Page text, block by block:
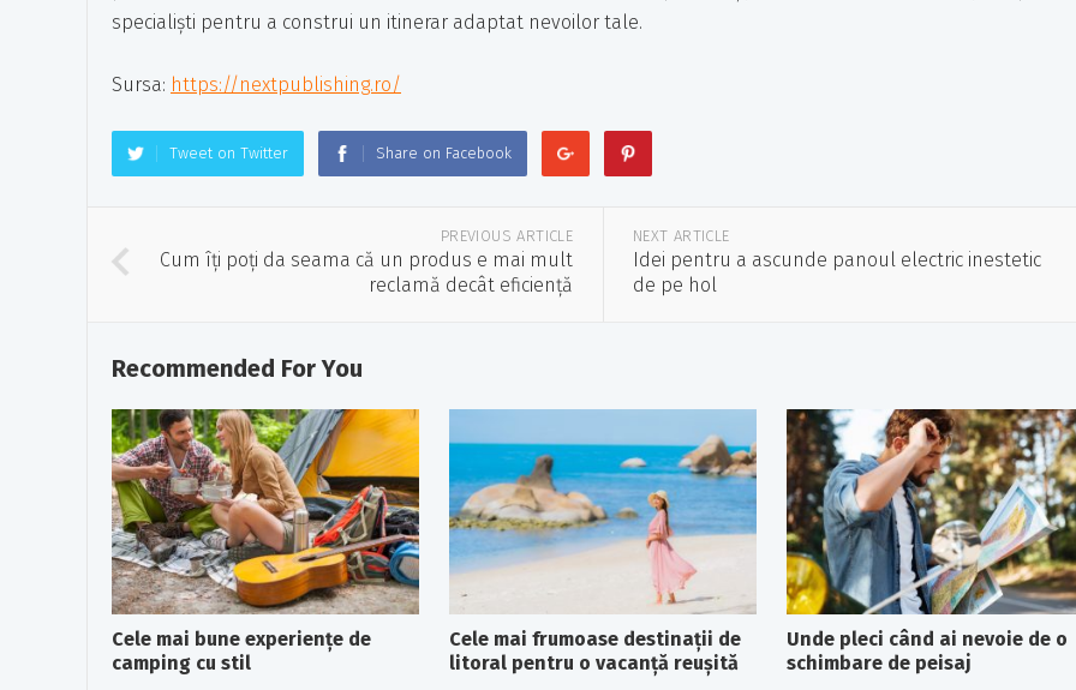
specialiști pentru a construi un itinerar adaptat nevoilor tale.
Sursa: https://nextpublishing.ro/
Tweet on Twitter Share on Facebook
PREVIOUS ARTICLE
Cum îți poți da seama că un produs e mai mult
reclamă decât eficiență
NEXT ARTICLE
Idei pentru a ascunde panoul electric inestetic
de pe hol
Recommended For You
Cele mai bune experiențe de
camping cu stil
Cele mai frumoase destinații de
litoral pentru o vacanță reușită
Unde pleci când ai nevoie de o
schimbare de peisaj